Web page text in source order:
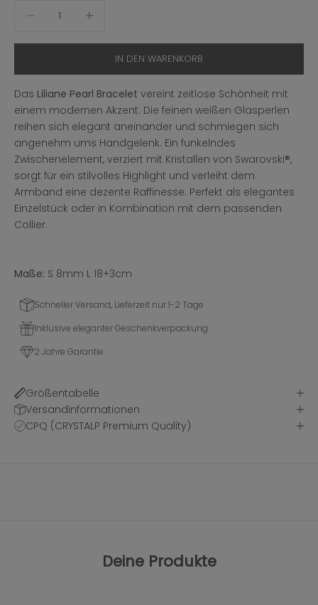
IN DEN WARENKORB
Das Liliane Pearl Bracelet vereint zeitlose Schönheit mit
einem modernen Akzent. Die feinen weißen Glasperlen
reihen sich elegant aneinander und schmiegen sich
angenehm ums Handgelenk. Ein funkelndes
Zwischenelement, verziert mit Kristallen von Swarovski®,
sorgt für ein stilvolles Highlight und verleiht dem
Armband eine dezente Raffinesse. Perfekt als elegantes
Einzelstück oder in Kombination mit dem passenden
Collier.
Maße: S 8mm L 18+3cm
Schneller Versand, Lieferzeit nur 1-2 Tage
Inklusive eleganter Geschenkverpackung
2 Jahre Garantie
Größentabelle
Versandinformationen
CPQ (CRYSTALP Premium Quality)
Deine Produkte